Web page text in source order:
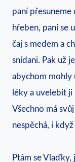
paní přesuneme
hřeben, paní se
čaj s medem a
snídani. Pak už
abychom mohly
léky a uvelebit
Všechno má
nespěchá, i
Ptám se